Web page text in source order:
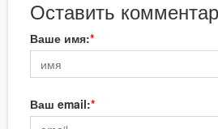
Оставить
Ваше имя:
Ваш email: